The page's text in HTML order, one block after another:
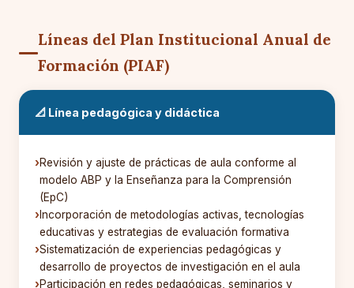
Líneas del Plan Institucional Anual de
Formación (PIAF)
📐 Línea pedagógica y didáctica
Revisión y ajuste de prácticas de aula conforme al
modelo ABP y la Enseñanza para la Comprensión
(EpC)
Incorporación de metodologías activas, tecnologías
educativas y estrategias de evaluación formativa
Sistematización de experiencias pedagógicas y
desarrollo de proyectos de investigación en el aula
Participación en redes pedagógicas, seminarios y